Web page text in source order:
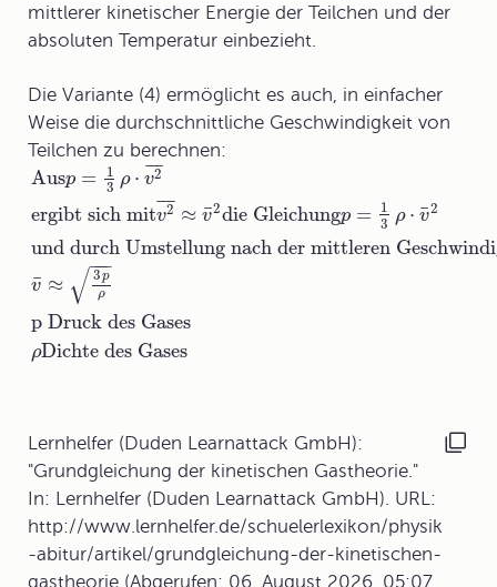
mittlerer kinetischer Energie der Teilchen und der
absoluten Temperatur einbezieht.
Die Variante (4) ermöglicht es auch, in einfacher
Weise die durchschnittliche Geschwindigkeit von
Teilchen zu berechnen:
Ausp =
1
3 ρ ⋅ v2
¯¯
¯
ergibt sich mitv2
¯¯
¯ ≈ v
¯2die Gleichungp =
1
3 ρ ⋅ v
¯2
und durch Umstellung nach der mittleren
v
¯ ≈ 3 p
ρ
−−
−
√
p Druck des Gases
ρDichte des Gases
Lernhelfer (Duden Learnattack GmbH):
"Grundgleichung der kinetischen Gastheorie."
In: Lernhelfer (Duden Learnattack GmbH). URL:
http://www.lernhelfer.de/schuelerlexikon/physik
-abitur/artikel/grundgleichung-der-kinetischen-
gastheorie (Abgerufen: 06. August 2026, 05:07